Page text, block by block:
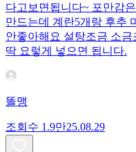
다고보면됩니다~ 포만감
만드는데 계란5개랑 후추
안좋아해요 설탕조금 소
딱 요렇게 넣으면 됩니다.
똘맹
조회수 1.9만25.08.29